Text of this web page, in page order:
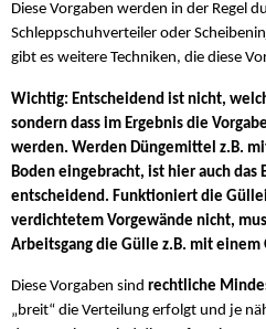
Diese Vorgaben werden in der Regel
Schleppschuhverteiler oder
gibt es weitere Techniken, die diese
Wichtig: Entscheidend ist nicht,
sondern dass im Ergebnis die
werden. Werden Düngemittel z.B.
Boden eingebracht, ist hier auch das
entscheidend. Funktioniert die
verdichtetem Vorgewände nicht,
Arbeitsgang die Gülle z.B. mit
Diese Vorgaben sind rechtliche
„breit“ die Verteilung erfolgt und je